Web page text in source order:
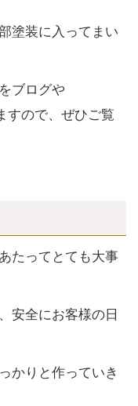
塗装に入ってまい
ブログや
すので、ぜひご覧
たってとても大事
安全にお客様の日
かりと作っていき